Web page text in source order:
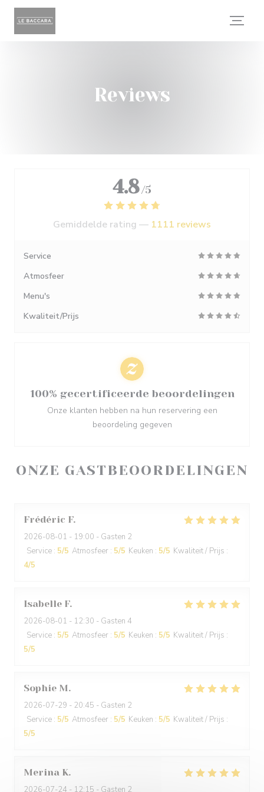
Cookies beheer paneel
Reviews
ONZE GASTBEOORDELINGEN
Frédéric F
2026-08-01 - 19:00 - Gasten 2
Service : 5/5 Atmosfeer : 5/5 Keuken : 5/5 Kwaliteit / Prijs :
4/5
Isabelle F
2026-08-01 - 12:30 - Gasten 4
Service : 5/5 Atmosfeer : 5/5 Keuken : 5/5 Kwaliteit / Prijs :
5/5
Sophie M
2026-07-29 - 20:45 - Gasten 2
Service : 5/5 Atmosfeer : 5/5 Keuken : 5/5 Kwaliteit / Prijs :
5/5
Merina K
2026-07-24 - 12:15 - Gasten 2
4.8 /5
Gemiddelde rating — 1111 reviews
Service
Atmosfeer
Menu's
Kwaliteit/Prijs
100% gecertificeerde beoordelingen
Onze klanten hebben na hun reservering een
beoordeling gegeven